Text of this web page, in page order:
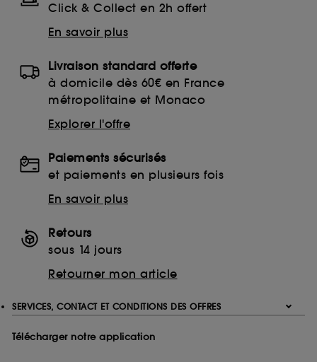
Click & Collect en 2h offert
En savoir plus
Livraison standard offerte
à domicile dès 60€ en France
métropolitaine et Monaco
Explorer l'offre
Paiements sécurisés
et paiements en plusieurs fois
En savoir plus
Retours
sous 14 jours
Retourner mon article
SERVICES, CONTACT ET CONDITIONS DES OFFRES
Télécharger notre application